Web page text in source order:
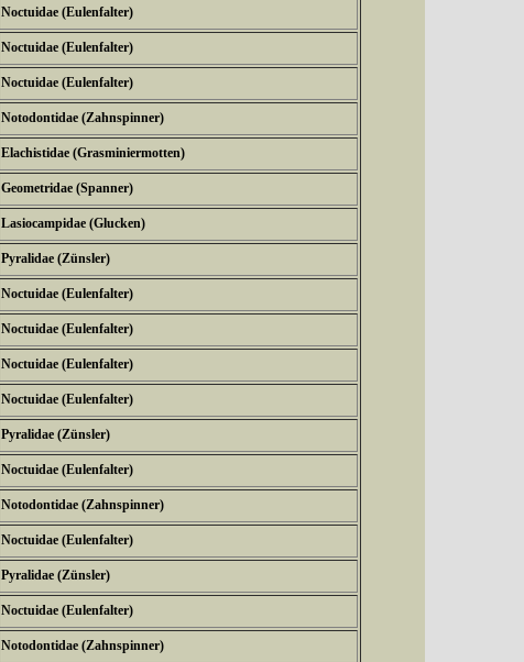
Noctuidae (Eulenfalter)
Noctuidae (Eulenfalter)
Noctuidae (Eulenfalter)
Notodontidae (Zahnspinner)
Elachistidae (Grasminiermotten)
Geometridae (Spanner)
Lasiocampidae (Glucken)
Pyralidae (Zünsler)
Noctuidae (Eulenfalter)
Noctuidae (Eulenfalter)
Noctuidae (Eulenfalter)
Noctuidae (Eulenfalter)
Pyralidae (Zünsler)
Noctuidae (Eulenfalter)
Notodontidae (Zahnspinner)
Noctuidae (Eulenfalter)
Pyralidae (Zünsler)
Noctuidae (Eulenfalter)
Notodontidae (Zahnspinner)